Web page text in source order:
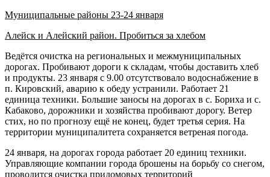
Муниципальные районы 23-24 января
Алейск и Алейский район. Пробиться за хлебом
Ведётся очистка на региональных и межмуниципальных
дорогах. Пробивают дороги к складам, чтобы доставить хлеб
и продукты. 23 января с 9.00 отсутствовало водоснабжение в
п. Кировский, аварию к обеду устранили. Работает 21
единица техники. Большие заносы на дорогах в с. Бориха и с.
Кабаково, дорожники и хозяйства пробивают дорогу. Ветер
стих, но по прогнозу ещё не конец, будет третья серия. На
территории муниципалитета сохраняется ветреная погода.
24 января, на дорогах города работает 20 единиц техники.
Управляющие компании города брошены на борьбу со снегом,
проводится очистка придомовых территорий